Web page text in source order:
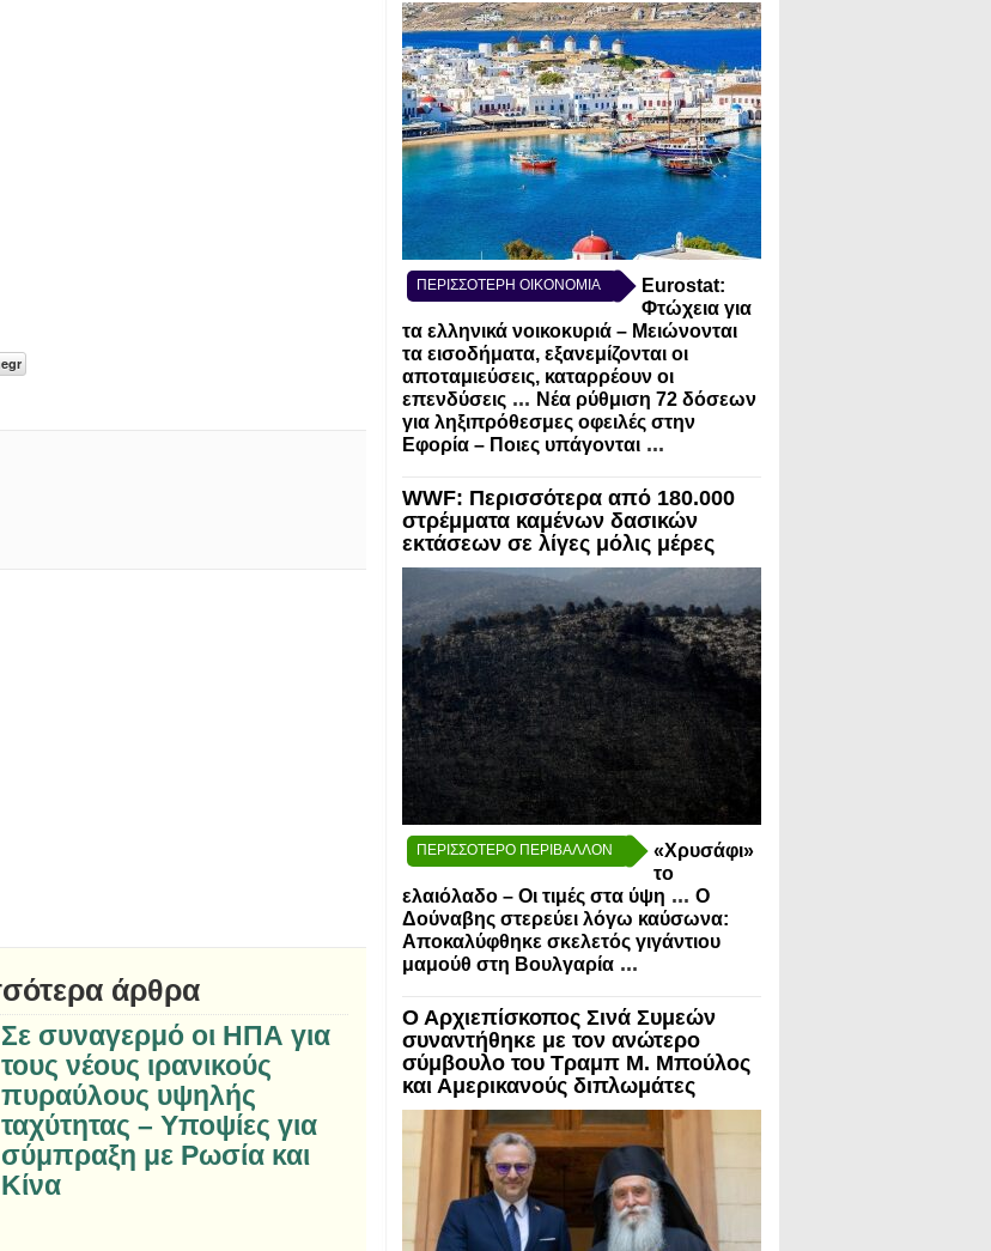
ΠΕΡΙΣΣΟΤΕΡΗ ΟΙΚΟΝΟΜΙΑ
Eurostat:
Φτώχεια για
τα ελληνικά νοικοκυριά – Μειώνονται
τα εισοδήματα, εξανεμίζονται οι
αποταμιεύσεις, καταρρέουν οι
επενδύσεις ... Νέα ρύθμιση 72 δόσεων
για ληξιπρόθεσμες οφειλές στην
Εφορία – Ποιες υπάγονται ...
WWF: Περισσότερα από 180.000
στρέμματα καμένων δασικών
εκτάσεων σε λίγες μόλις μέρες
ΠΕΡΙΣΣΟΤΕΡΟ ΠΕΡΙΒΑΛΛΟΝ
«Χρυσάφι»
το
ελαιόλαδο – Οι τιμές στα ύψη ... Ο
Δούναβης στερεύει λόγω καύσωνα:
Αποκαλύφθηκε σκελετός γιγάντιου
μαμούθ στη Βουλγαρία ...
Ο Αρχιεπίσκοπος Σινά Συμεών
συναντήθηκε με τον ανώτερο
σύμβουλο του Τραμπ Μ. Μπούλος
και Αμερικανούς διπλωμάτες
άρθρα
Σε συναγερμό οι ΗΠΑ για
τους νέους ιρανικούς
πυραύλους υψηλής
ταχύτητας – Υποψίες για
σύμπραξη με Ρωσία και
Κίνα